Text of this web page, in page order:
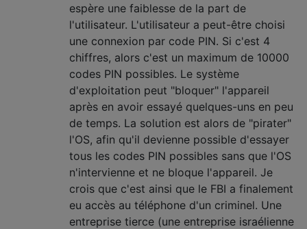
espère une faiblesse de la part de
l'utilisateur. L'utilisateur a peut-être choisi
une connexion par code PIN. Si c'est 4
chiffres, alors c'est un maximum de 10000
codes PIN possibles. Le système
d'exploitation peut "bloquer" l'appareil
après en avoir essayé quelques-uns en peu
de temps. La solution est alors de "pirater"
l'OS, afin qu'il devienne possible d'essayer
tous les codes PIN possibles sans que l'OS
n'intervienne et ne bloque l'appareil. Je
crois que c'est ainsi que le FBI a finalement
eu accès au téléphone d'un criminel. Une
entreprise tierce (une entreprise israélienne